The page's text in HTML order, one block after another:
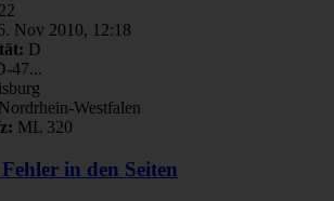
Nov 2010, 12:18
D
47...
Nordrhein-Westfalen
ML 320
in den Seiten